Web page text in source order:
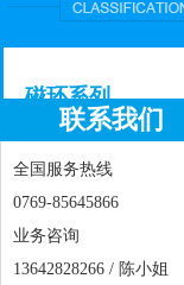
磁环系列
扣式磁环系列
RH类磁环系列
T类磁环系列
扁型磁环系列
滤波器系列
联系我们
全国服务热线
0769-85645866
业务咨询
13642828266 / 陈小姐